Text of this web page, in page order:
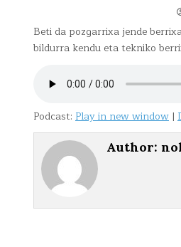
Beti da pozgarrixa jende
bildurra kendu eta tekniko
Podcast: Play in new window |
Author: